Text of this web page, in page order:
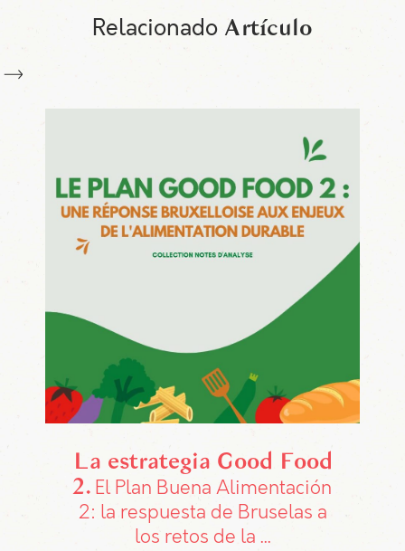
Relacionado Artículo
La estrategia Good Food
2 El Plan Buena Alimentación
2: la respuesta de Bruselas a
los retos de la ...